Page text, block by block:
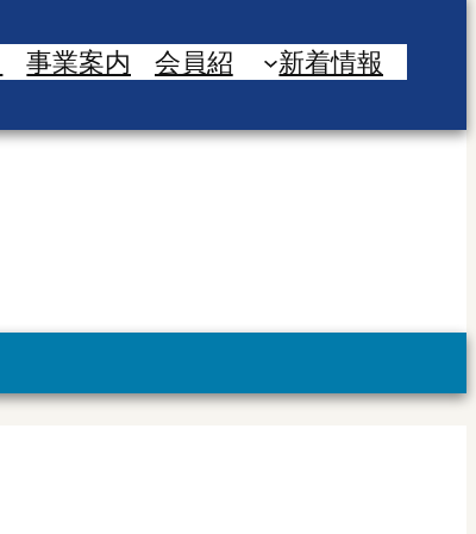
事業案内 会員紹 新着情報